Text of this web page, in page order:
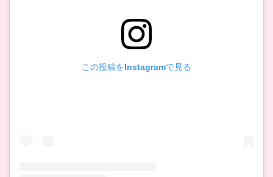
この投稿をInstagramで見る